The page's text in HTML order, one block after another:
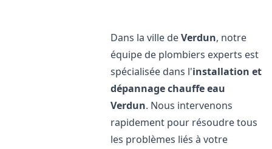
Dans la ville deVerdun, notre
équipe de plombiers experts est
spécialisée dans l'installation et
dépannage chauffe eau
Verdun. Nous intervenons
rapidement pour résoudre tous
les problèmes liés à votre